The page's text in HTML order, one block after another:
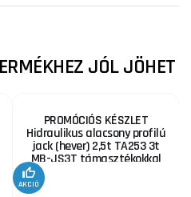
JÓL JÖHET
PROMÓCIÓS KÉSZLET
Hidraulikus alacsony profilú
jack (hever) 2,5t TA253 3t
MB-JS3T támasztékokkal
AKCIÓ